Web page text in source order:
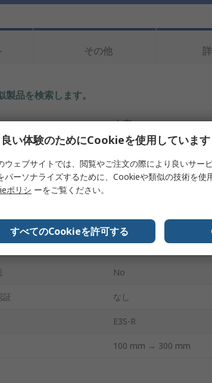
その他
品を検索します。
内容
タイプ 光電センサ
タイル
No
証 なし
E3S-R
100 mm → 300 mm
い体験のためにCookieを使用しています
ウェブサイトでは、閲覧やご注文の際により良いサー
パーソナライズするために、Cookieや類似の技術を使
ポリシ ーをご覧ください。
すべてのCookieを許可する